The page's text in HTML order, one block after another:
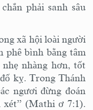
phải sanh sâu
xã hội loài người
phê bình bằng tâm
nhàng hơn, tốt
kỵ. Trong Thánh
ngươi đừng đoán
xét” (Mathi ơ 7:1).